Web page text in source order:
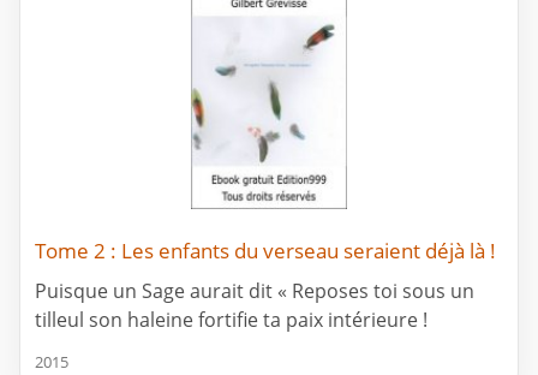
Tome 2 : Les enfants du verseau seraient déjà là !
Puisque un Sage aurait dit « Reposes toi sous un
tilleul son haleine fortifie ta paix intérieure !
2015